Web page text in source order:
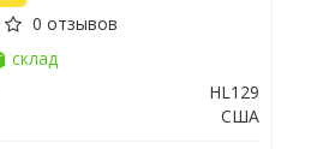
0 отзывов
склад
HL129
США